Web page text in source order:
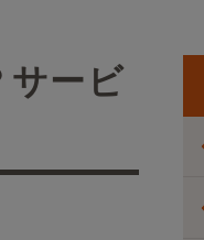
サービ